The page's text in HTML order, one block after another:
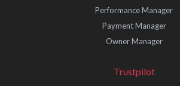
Performance Manager
Payment Manager
Owner Manager
Trustpilot